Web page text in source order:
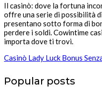
Il casinò: dove la fortuna
offre una serie di possibilità
presentano sotto forma di
perdere i soldi. Cowintime
importa dove ti trovi.
Casinò Lady Luck Bonus
Popular posts